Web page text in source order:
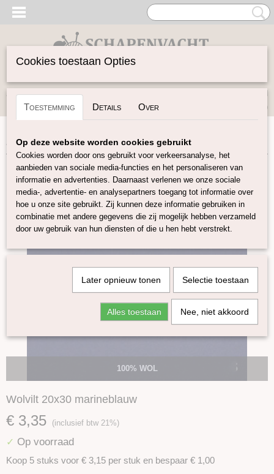
Inloggen Registreren
(0)
Home>Vilten>Wolvilt 20x30>Wolvilt 20x30 marineblauw
100% WOL
Wolvilt 20x30 marineblauw
€ 3,35 (inclusief btw 21%)
✓ Op voorraad
Koop 5 stuks voor € 3,15 per stuk en bespaar € 1,00
Cookies toestaan Opties
Toestemming Details Over
Op deze website worden cookies gebruikt
Cookies worden door ons gebruikt voor verkeersanalyse, het
aanbieden van sociale media-functies en het personaliseren van
informatie en advertenties. Daarnaast verlenen we onze sociale
media-, advertentie- en analysepartners toegang tot informatie over
hoe u onze site gebruikt. Zij kunnen deze informatie gebruiken in
combinatie met andere gegevens die zij mogelijk hebben verzameld
door uw gebruik van hun diensten of die u hen hebt verstrekt.
Later opnieuw tonen Selectie toestaan
Alles toestaan Nee, niet akkoord